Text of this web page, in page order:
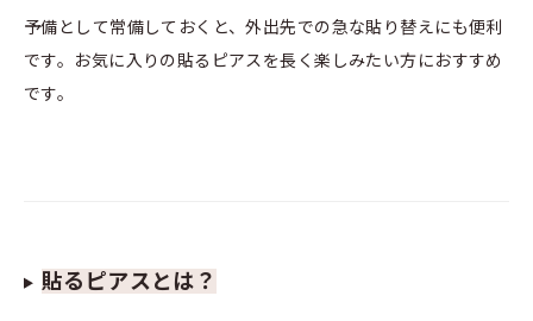
予備として常備しておくと、外出先での急な貼り替えにも便利
です。お気に入りの貼るピアスを長く楽しみたい方におすすめ
です。
貼るピアスとは？